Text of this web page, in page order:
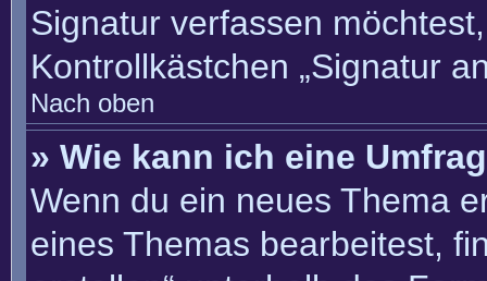
Signatur verfassen
Kontrollkästchen „Signatur
Nach oben
» Wie kann ich eine
Wenn du ein neues Thema
eines Themas bearbeitest,